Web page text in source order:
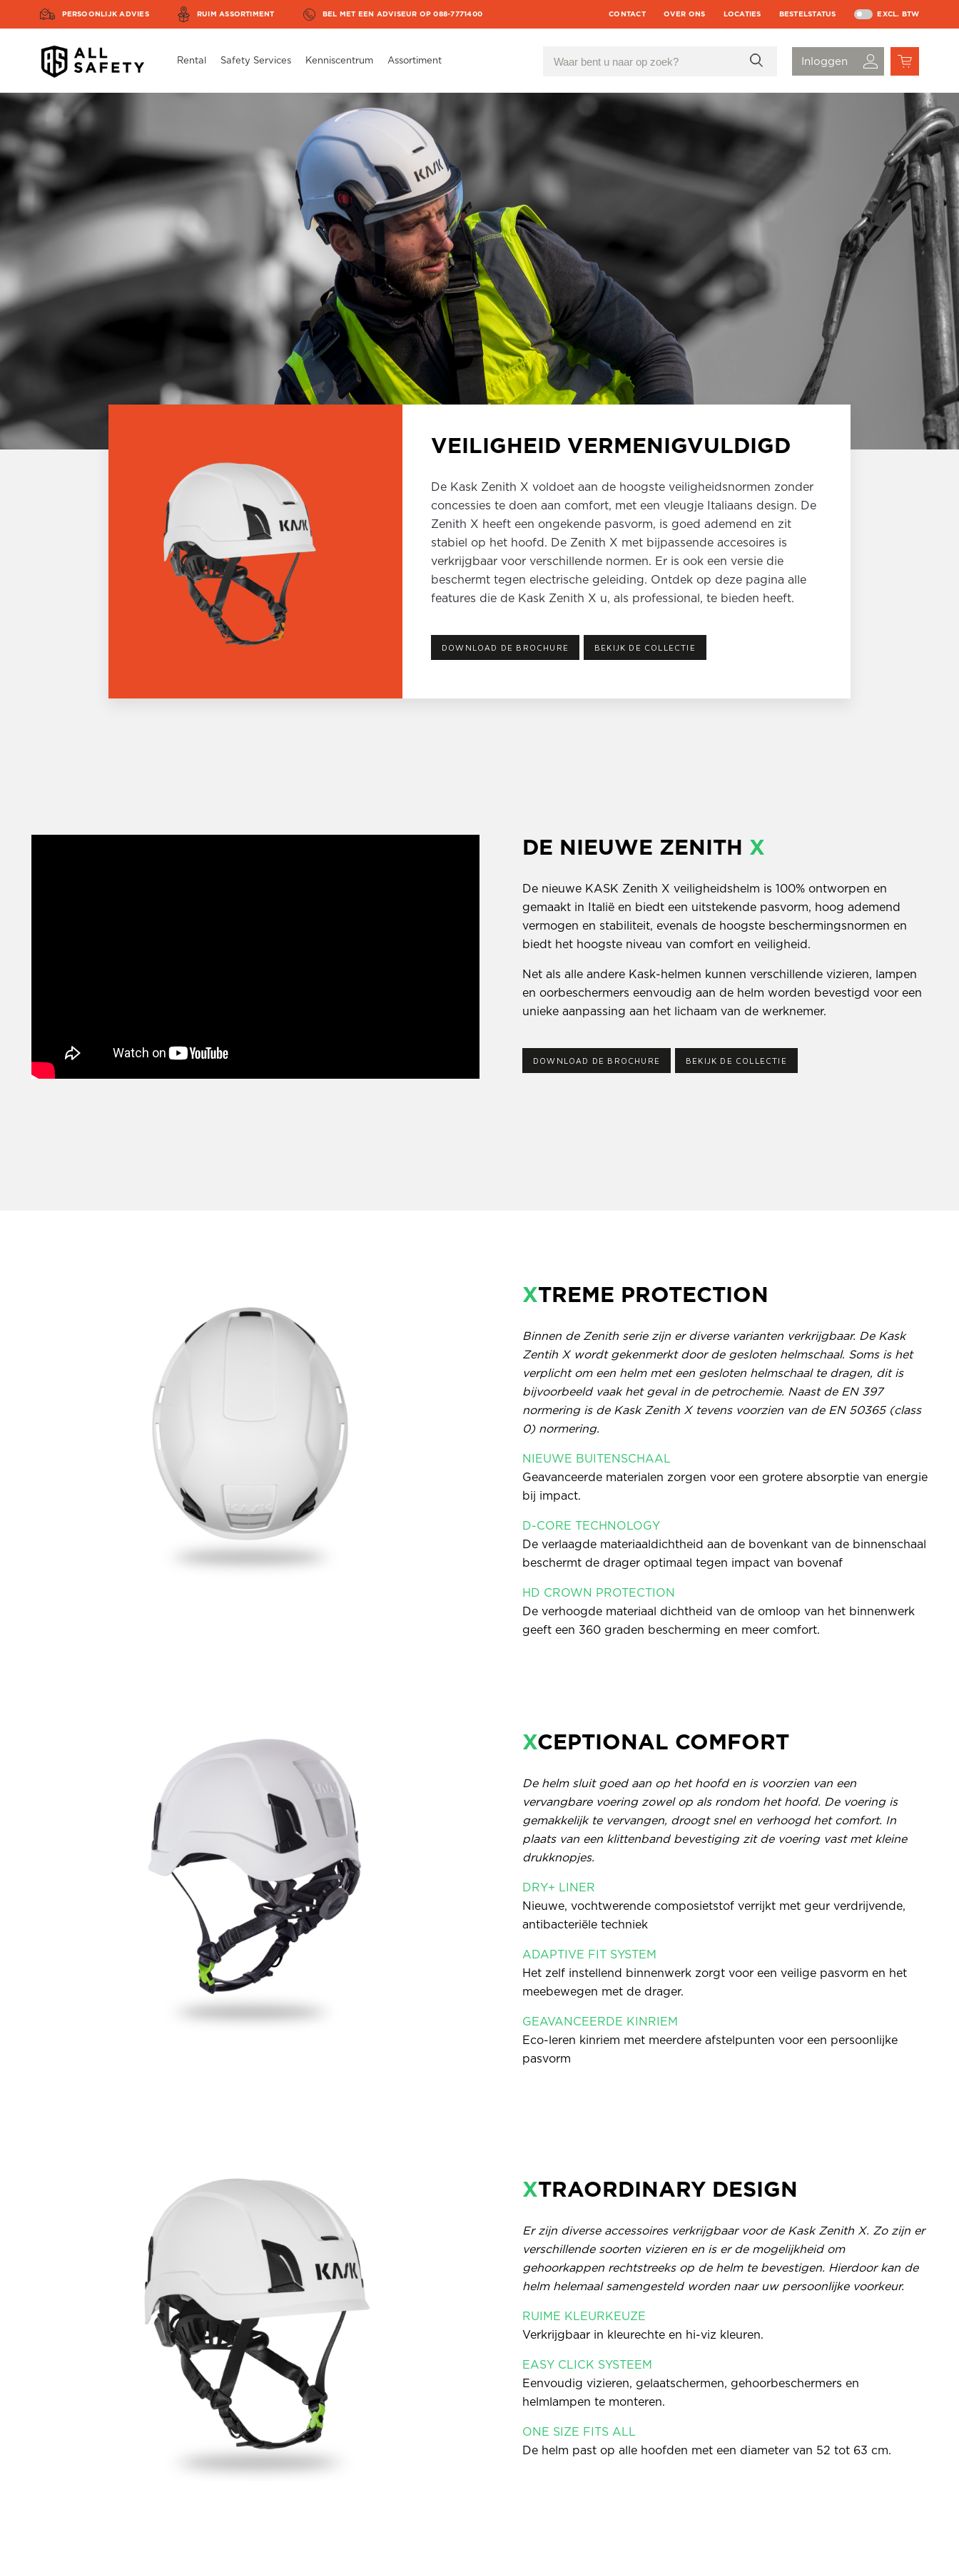
PERSOONLIJK ADVIES RUIM ASSORTIMENT BEL MET EEN ADVISEUR OP 088-7771400 CONTACT OVER ONS LOCATIES BESTELSTATUS EXCL. BTW
Rental Safety Services Kenniscentrum Assortiment
VEILIGHEID VERMENIGVULDIGD
De Kask Zenith X voldoet aan de hoogste veiligheidsnormen zonder
concessies te doen aan comfort, met een vleugje Italiaans design. De
Zenith X heeft een ongekende pasvorm, is goed ademend en zit
stabiel op het hoofd. De Zenith X met bijpassende accesoires is
verkrijgbaar voor verschillende normen. Er is ook een versie die
beschermt tegen electrische geleiding. Ontdek op deze pagina alle
features die de Kask Zenith X u, als professional, te bieden heeft.
DOWNLOAD DE BROCHURE BEKIJK DE COLLECTIE
DE NIEUWE ZENITH X
De nieuwe KASK Zenith X veiligheidshelm is 100% ontworpen en
gemaakt in Italië en biedt een uitstekende pasvorm, hoog ademend
vermogen en stabiliteit, evenals de hoogste beschermingsnormen en
biedt het hoogste niveau van comfort en veiligheid.
Net als alle andere Kask-helmen kunnen verschillende vizieren, lampen
en oorbeschermers eenvoudig aan de helm worden bevestigd voor een
unieke aanpassing aan het lichaam van de werknemer.
DOWNLOAD DE BROCHURE BEKIJK DE COLLECTIE
XTREME PROTECTION
Binnen de Zenith serie zijn er diverse varianten verkrijgbaar. De Kask
Zentih X wordt gekenmerkt door de gesloten helmschaal. Soms is het
verplicht om een helm met een gesloten helmschaal te dragen, dit is
bijvoorbeeld vaak het geval in de petrochemie. Naast de EN 397
normering is de Kask Zenith X tevens voorzien van de EN 50365 (class
0) normering.
NIEUWE BUITENSCHAAL
Geavanceerde materialen zorgen voor een grotere absorptie van energie
bij impact.
D-CORE TECHNOLOGY
De verlaagde materiaaldichtheid aan de bovenkant van de binnenschaal
beschermt de drager optimaal tegen impact van bovenaf
HD CROWN PROTECTION
De verhoogde materiaal dichtheid van de omloop van het binnenwerk
geeft een 360 graden bescherming en meer comfort.
XCEPTIONAL COMFORT
De helm sluit goed aan op het hoofd en is voorzien van een
vervangbare voering zowel op als rondom het hoofd. De voering is
gemakkelijk te vervangen, droogt snel en verhoogd het comfort. In
plaats van een klittenband bevestiging zit de voering vast met kleine
drukknopjes.
DRY+ LINER
Nieuwe, vochtwerende composietstof verrijkt met geur verdrijvende,
antibacteriële techniek
ADAPTIVE FIT SYSTEM
Het zelf instellend binnenwerk zorgt voor een veilige pasvorm en het
meebewegen met de drager.
GEAVANCEERDE KINRIEM
Eco-leren kinriem met meerdere afstelpunten voor een persoonlijke
pasvorm
XTRAORDINARY DESIGN
Er zijn diverse accessoires verkrijgbaar voor de Kask Zenith X. Zo zijn er
verschillende soorten vizieren en is er de mogelijkheid om
gehoorkappen rechtstreeks op de helm te bevestigen. Hierdoor kan de
helm helemaal samengesteld worden naar uw persoonlijke voorkeur.
RUIME KLEURKEUZE
Verkrijgbaar in kleurechte en hi-viz kleuren.
EASY CLICK SYSTEEM
Eenvoudig vizieren, gelaatschermen, gehoorbeschermers en
helmlampen te monteren.
ONE SIZE FITS ALL
De helm past op alle hoofden met een diameter van 52 tot 63 cm.